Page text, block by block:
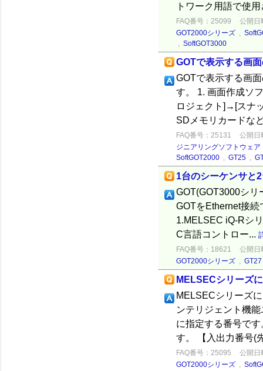
トワーク用語で使
FAQ番号：25099
公開日
GOT2000シリーズ ,
, SoftGOT3000
GOTで表示する画
GOTで表示する画
す。 1. 画面作成ソ
ロジェクト]→[スナ
SDメモリカードな
FAQ番号：25131
公開日
ジニアリングソフトウェア
SoftGOT2000 , GT25 ,
1台のシーケンサと
GOT(GOT3000シリ
GOTをEthernet接
1.MELSEC iQ-Rシ
C言語コントロー...
FAQ番号：18621
公開日
GOT2000シリーズ , GT27
MELSECシリーズ
MELSECシリーズ
ンテリジェント機
に指定する番号で
す。 【入出力番号(
FAQ番号：25095
公開日
GOT2000シリーズ ,